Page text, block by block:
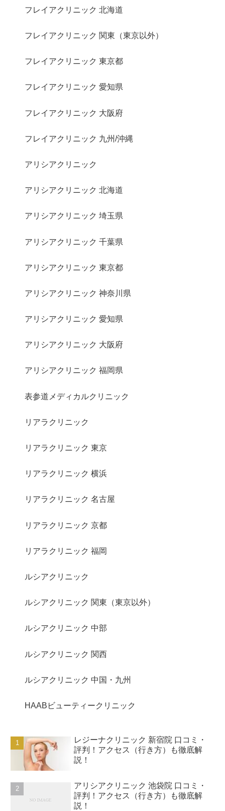
フレイアクリニック 北海道
フレイアクリニック 関東（東京以外）
フレイアクリニック 東京都
フレイアクリニック 愛知県
フレイアクリニック 大阪府
フレイアクリニック 九州/沖縄
アリシアクリニック
アリシアクリニック 北海道
アリシアクリニック 埼玉県
アリシアクリニック 千葉県
アリシアクリニック 東京都
アリシアクリニック 神奈川県
アリシアクリニック 愛知県
アリシアクリニック 大阪府
アリシアクリニック 福岡県
表参道メディカルクリニック
リアラクリニック
リアラクリニック 東京
リアラクリニック 横浜
リアラクリニック 名古屋
リアラクリニック 京都
リアラクリニック 福岡
ルシアクリニック
ルシアクリニック 関東（東京以外）
ルシアクリニック 中部
ルシアクリニック 関西
ルシアクリニック 中国・九州
HAABビューティークリニック
レジーナクリニック 新宿院 口コミ・
評判！アクセス（行き方）も徹底解
説！
アリシアクリニック 池袋院 口コミ・
評判！アクセス（行き方）も徹底解
説！